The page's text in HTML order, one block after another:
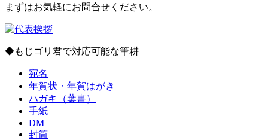
まずはお気軽にお問合せください。
◆もじゴリ君で対応可能な筆耕
宛名
年賀状・年賀はがき
ハガキ（葉書）
手紙
DM
封筒